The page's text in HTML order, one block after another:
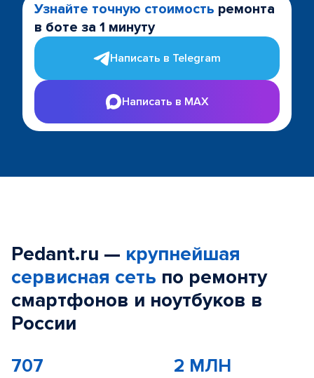
Узнайте точную стоимость ремонта
в боте за 1 минуту
Написать в Telegram
Написать в MAX
Pedant.ru — крупнейшая
сервисная сеть по ремонту
смартфонов и ноутбуков в
России
707 2 МЛН